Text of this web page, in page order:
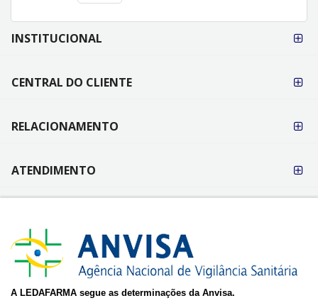
FORMAS DE
PAGAMENTO
INSTITUCIONAL
CENTRAL DO CLIENTE
RELACIONAMENTO
ATENDIMENTO
A LEDAFARMA segue as determinações da Anvisa.